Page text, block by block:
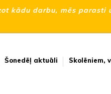
kādu darbu, mēs parasti
Šonedēļ aktuāli Skolēniem,